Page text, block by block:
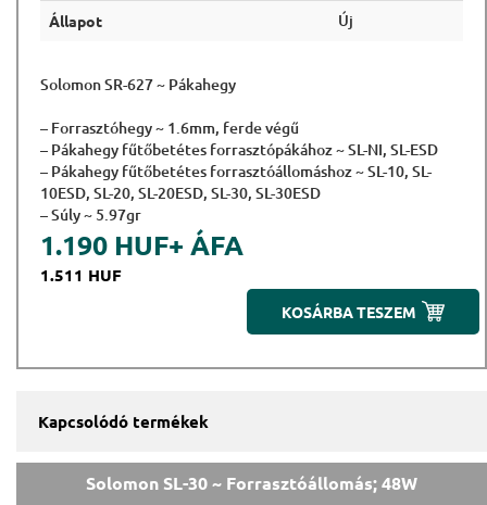
Állapot Új
Solomon SR-627 ~ Pákahegy
– Forrasztóhegy ~ 1.6mm, ferde végű
– Pákahegy fűtőbetétes forrasztópákához ~ SL-NI, SL-ESD
– Pákahegy fűtőbetétes forrasztóállomáshoz ~ SL-10, SL-
10ESD, SL-20, SL-20ESD, SL-30, SL-30ESD
– Súly ~ 5.97gr
1.190 HUF+ ÁFA
1.511 HUF
KOSÁRBA TESZEM
Kapcsolódó termékek
Solomon SL-30 ~ Forrasztóállomás; 48W